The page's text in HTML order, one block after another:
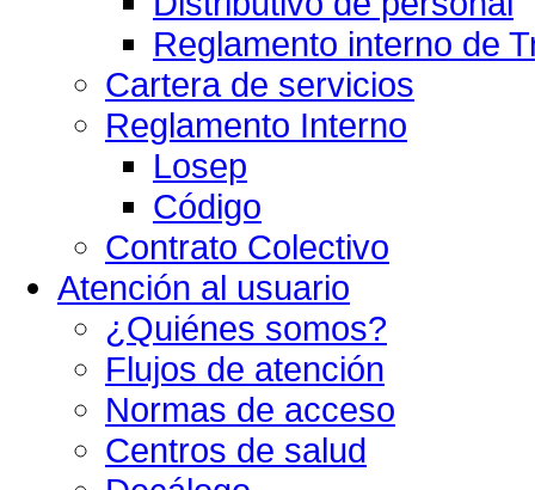
Reglamento interno de
Cartera de servicios
Reglamento Interno
Losep
Código
Contrato Colectivo
Atención al usuario
¿Quiénes somos?
Flujos de atención
Normas de acceso
Centros de salud